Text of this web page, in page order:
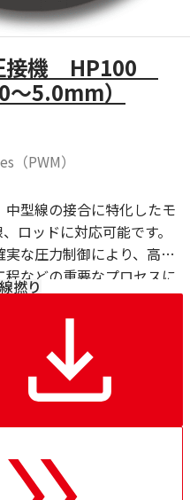
接機 HP100
～5.0mm）
（PWM）
型線の接合に特化したモ
ロッドに対応可能です。
な圧力制御により、高強
などの重要なプロセスに
価されています。
撚り